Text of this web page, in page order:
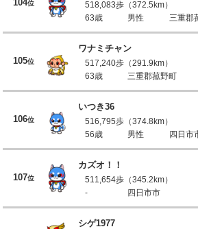
104位
518,083歩（372.5km）
63歳
男性 三重郡
105位
ワナミチャン
517,240歩（291.9km）
63歳
三重郡菰野町
106位
いつき36
516,795歩（374.8km）
56歳
男性 四日市
107位
カズオ！！
511,654歩（345.2km）
-
四日市市
シゲ1977